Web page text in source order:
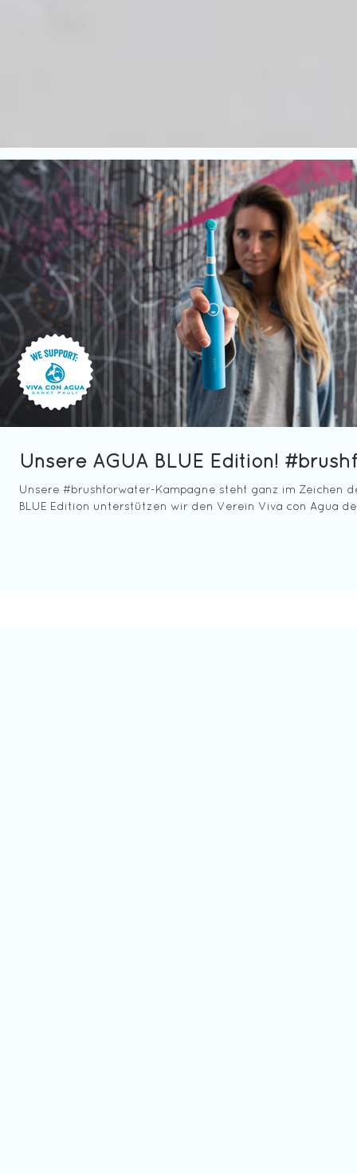
Unsere AGUA BLUE Edition!
Unsere #brushforwater-Kampagne steht ganz im Zeichen
BLUE Edition unterstützen wir den Verein Viva con Agua